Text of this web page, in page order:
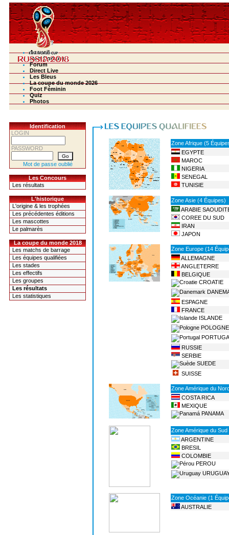
Accueil
Mon Compte
Forum
Direct Live
Les Bleus
La coupe du monde 2026
Foot Féminin
Quiz
Photos
Identification
LOGIN
PASSWORD
Mot de passe oublié
Les Concours
Les résultats
L'historique
L'origine & les trophées
Les précédentes éditions
Les mascottes
Le palmarès
La coupe du monde 2018
Les matchs de barrage
Les équipes qualifiées
Les stades
Les effectifs
Les groupes
Les résultats
Les statistiques
Zone Afrique (5
EGYPTE
MAROC
NIGERIA
SENEGAL
TUNISIE
Zone Asie (4 Équipes)
ARABIE
COREE DU SUD
IRAN
JAPON
Zone Europe (14
ALLEMAGNE
ANGLETERRE
BELGIQUE
CROATIE
ESPAGNE
FRANCE
ISLANDE
POLOGNE
RUSSIE
SERBIE
SUEDE
SUISSE
Zone Amérique du
COSTA RICA
MEXIQUE
PANAMA
Zone Amérique du
ARGENTINE
BRESIL
COLOMBIE
PEROU
Zone Océanie (1
AUSTRALIE